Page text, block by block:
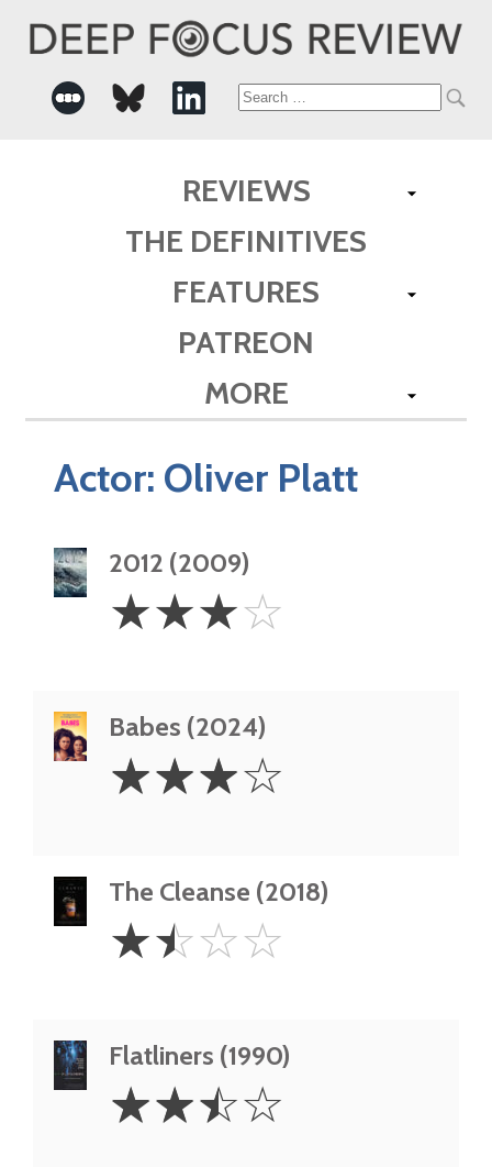
Search
REVIEWS
THE DEFINITIVES
FEATURES
PATREON
MORE
Actor: Oliver Platt
2012 (2009)
Stars
☆☆☆☆
Babes (2024)
Stars
☆☆☆☆
The Cleanse (2018)
1.5
Stars
☆☆☆☆
Flatliners (1990)
2.5
Stars
☆☆☆☆